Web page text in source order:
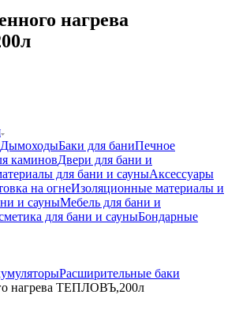
нагрева
ДымоходыБаки для баниПечное
каминовДвери для бани и
для бани и сауныАксессуары
на огнеИзоляционные материалы и
и сауныМебель для бани и
для бани и сауныБондарные
Расширительные баки
нагрева ТЕПЛОВЪ,200л